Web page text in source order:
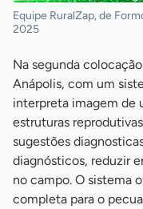
Equipe RuralZap, de
2025
Na segunda
Anápolis, com um
interpreta imagem de
estruturas
sugestões
diagnósticos, reduzir
no campo. O sistema
completa para o